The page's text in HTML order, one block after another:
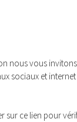
nous vous
sociaux et
sur ce lien pour